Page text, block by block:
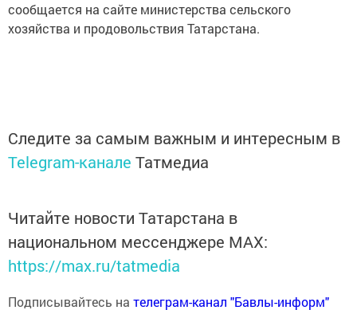
сообщается на сайте министерства сельского
хозяйства и продовольствия Татарстана.
Следите за самым важным и интересным в
Telegram-канале Татмедиа
Читайте новости Татарстана в
национальном мессенджере MАХ:
https://max.ru/tatmedia
Подписывайтесь на телеграм-канал "Бавлы-информ"